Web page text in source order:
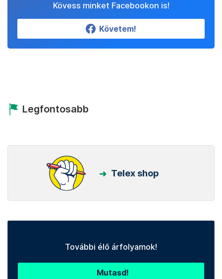
Kövess minket Facebookon is!
Követem!
Legfontosabb
Telex shop
További élő árfolyamok!
Mutasd!